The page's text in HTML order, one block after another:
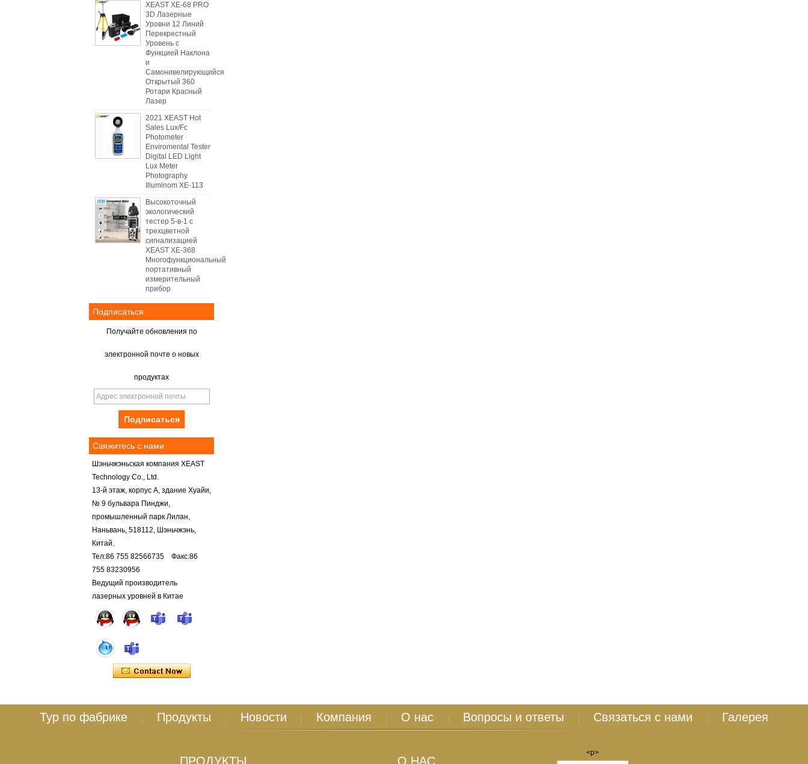
XEAST XE-68 PRO
3D Лазерные
Уровни 12 Линий
Перекрестный
Уровень с
Функцией Наклона
и
Самонивелирующийся
Открытый 360
Ротари Красный
Лазер
2021 XEAST Hot
Sales Lux/Fc
Photometer
Enviromental Tester
Digital LED Light
Lux Meter
Photography
Illuminom XE-113
Высокоточный
экологический
тестер 5-в-1 с
трехцветной
сигнализацией
XEAST XE-368
Многофункциональный
портативный
измерительный
прибор
Подписаться
Получайте обновления по
электронной почте о новых
продуктах
Свяжитесь с нами
Шэньчжэньская компания XEAST
Technology Co., Ltd.
13-й этаж, корпус А, здание Хуайи,
№ 9 бульвара Пинджи,
промышленный парк Лилан,
Наньвань, 518112, Шэньчжэнь,
Китай.
Тел:86 755 82566735 Факс:86
755 83230956
Ведущий производитель
лазерных уровней в Китае
Тур по фабрике Продукты Новости Компания О нас Вопросы и ответы Связаться с нами Галерея
ПРОДУКТЫ О НАС
<р>